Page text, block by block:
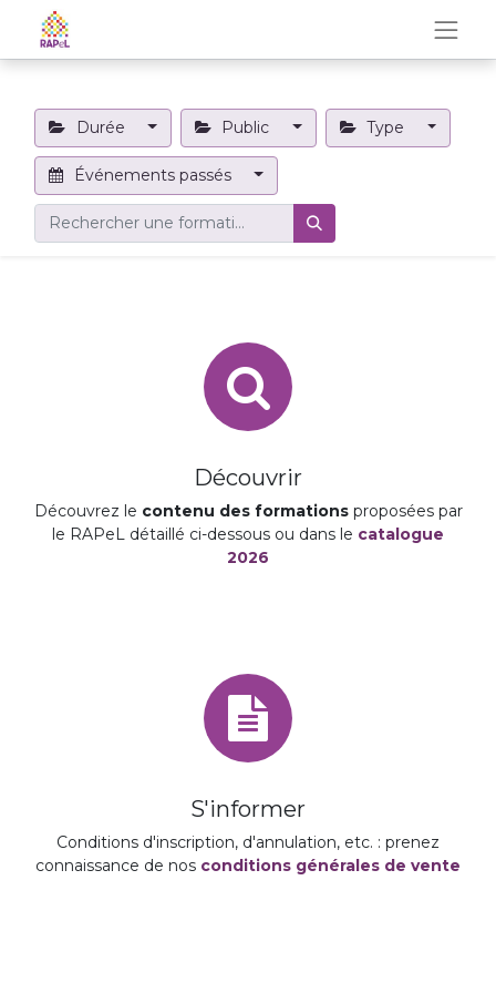
Durée Public Type
Événements passés
Découvrir
Découvrez le contenu des formationsproposées par
le RAPeL détaillé ci-dessous ou dans le catalogue
2026
S'informer
Conditions d'inscription, d'annulation, etc. : prenez
connaissance de nos conditions générales de vente